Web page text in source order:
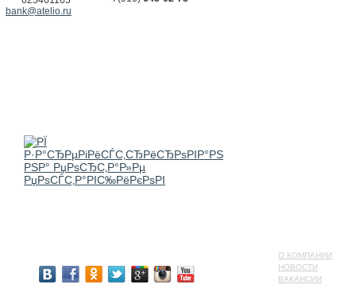
bank@atelio.ru
О КОМПАНИИ
НОВОСТИ
ВАКАНСИИ